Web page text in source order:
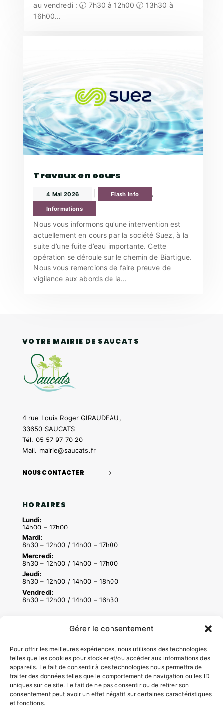
Gérer le consentement
Pour offrir les meilleures expériences, nous utilisons des technologies
telles que les cookies pour stocker et/ou accéder aux informations des
appareils. Le fait de consentir à ces technologies nous permettra de
traiter des données telles que le comportement de navigation ou les ID
uniques sur ce site. Le fait de ne pas consentir ou de retirer son
consentement peut avoir un effet négatif sur certaines caractéristiques
et fonctions.
au vendredi : 🕢 7h30 à 12h00 🕜 13h30 à
16h00...
Travaux en cours
4 Mai 2026 Flash Info ,
Informations
Nous vous informons qu’une intervention est
actuellement en cours par la société Suez, à la
suite d’une fuite d’eau importante. Cette
opération se déroule sur le chemin de Biartigue.
Nous vous remercions de faire preuve de
vigilance aux abords de la...
VOTRE MAIRIE DE SAUCATS
4 rue Louis Roger GIRAUDEAU,
33650 SAUCATS
Tél. 05 57 97 70 20
Mail. mairie@saucats.fr
NOUS CONTACTER
HORAIRES
Lundi:
14h00 – 17h00
Mardi:
8h30 – 12h00 / 14h00 – 17h00
Mercredi:
8h30 – 12h00 / 14h00 – 17h00
Jeudi:
8h30 – 12h00 / 14h00 – 18h00
Vendredi:
8h30 – 12h00 / 14h00 – 16h30
ACCÉS RAPIDES
Contacter la mairie
Pôle santé
Le Saucatais
Formalités administratives
Restauration scolaire
Demander un composteur